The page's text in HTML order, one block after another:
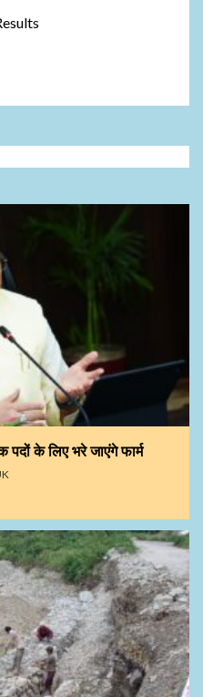
के लिए भरे जाएंगे फार्म